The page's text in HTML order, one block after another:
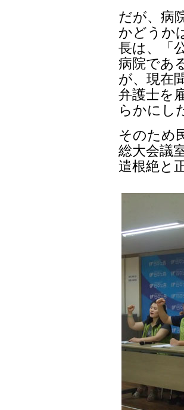
だが、病
かどうか
長は、「
病院であ
が、現在
弁護士を
らかにし
そのため
総大会議
遣根絶と